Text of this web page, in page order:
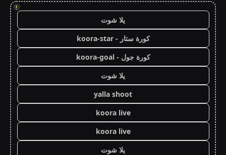
!
يلا شوت
كورة ستار - koora-star
كورة جول - koora-goal
يلا شوت
yalla shoot
koora live
koora live
يلا شوت